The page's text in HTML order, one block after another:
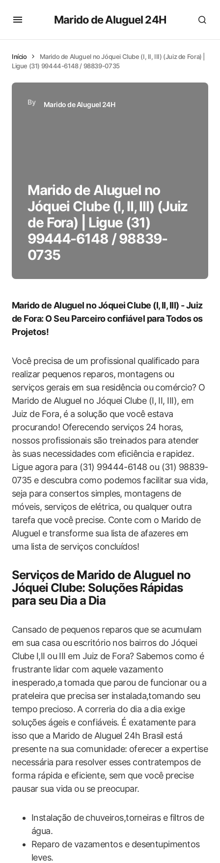
Marido de Aluguel 24H
Início
Marido de Aluguel no Jóquei Clube (I, II, III) (Juiz de Fora) |
Ligue (31) 99444-6148 / 98839-0735
By Marido de Aluguel 24H
Marido de Aluguel no
Jóquei Clube (I, II, III) (Juiz
de Fora) | Ligue (31)
99444-6148 / 98839-
0735
Marido de Aluguel no Jóquei⁤ Clube (I, II, III) ‍- Juiz
de Fora: O Seu Parceiro confiável para Todos os
Projetos!
Você precisa de um profissional qualificado⁣ para
realizar pequenos reparos, montagens ou
serviços⁣ gerais em sua residência ou comércio? O
Marido de Aluguel no Jóquei Clube (I, II, III), em
Juiz de Fora, é a solução que você estava
procurando! Oferecendo serviços 24 horas,
nossos profissionais são treinados para atender
às suas necessidades com eficiência e rapidez.
Ligue agora para ​(31) 99444-6148 ou (31) 98839-
0735 e descubra como podemos facilitar sua vida,
seja para consertos simples, montagens ‌de
móveis, serviços de elétrica, ou qualquer outra
tarefa‍ que você precise. Conte ‍com o Marido de
‍Aluguel ​e transforme sua lista de‌ afazeres em‍
uma lista de serviços concluídos!
Serviços de Marido de Aluguel no
Jóquei Clube: Soluções Rápidas
para seu Dia ⁢a Dia
Cansado de pequenos reparos que se acumulam
em​ sua casa ou ⁢escritório nos bairros​ do Jóquei
Clube I,II ou III em Juiz de Fora? Sabemos como é
frustrante lidar​ com aquele vazamento
inesperado,a⁢ tomada que parou de‍ funcionar ou a
prateleira que precisa⁤ ser instalada,tomando seu
tempo⁣ precioso.⁣ A‍ correria do dia a ⁢dia exige
soluções ágeis‍ e confiáveis. É exatamente para
isso que a Marido de ‍Aluguel 24h Brasil está
presente na sua comunidade: oferecer a expertise
necessária para resolver esses contratempos de
forma rápida e eficiente, sem que você precise
pausar sua vida ou se preocupar.
Instalação de chuveiros,torneiras e filtros de
água.
Reparo de vazamentos e desentupimentos
leves.